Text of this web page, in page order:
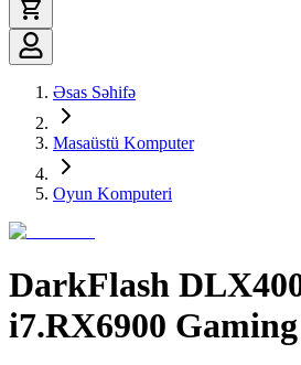
Əsas Səhifə
Masaüstü Komputer
Oyun Komputeri
DarkFlash
i7.RX6900